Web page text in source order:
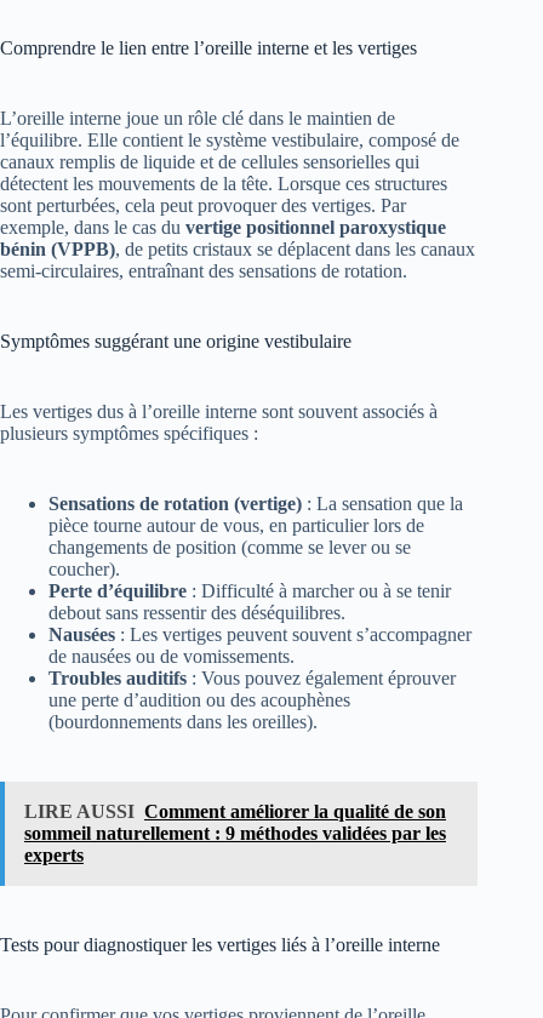
Comprendre le lien entre l’oreille interne et les vertiges
L’oreille interne joue un rôle clé dans le maintien de
l’équilibre. Elle contient le système vestibulaire, composé de
canaux remplis de liquide et de cellules sensorielles qui
détectent les mouvements de la tête. Lorsque ces structures
sont perturbées, cela peut provoquer des vertiges. Par
exemple, dans le cas du vertige positionnel paroxystique
bénin (VPPB), de petits cristaux se déplacent dans les canaux
semi-circulaires, entraînant des sensations de rotation.
Symptômes suggérant une origine vestibulaire
Les vertiges dus à l’oreille interne sont souvent associés à
plusieurs symptômes spécifiques :
Sensations de rotation (vertige) : La sensation que la
pièce tourne autour de vous, en particulier lors de
changements de position (comme se lever ou se
coucher).
Perte d’équilibre : Difficulté à marcher ou à se tenir
debout sans ressentir des déséquilibres.
Nausées : Les vertiges peuvent souvent s’accompagner
de nausées ou de vomissements.
Troubles auditifs : Vous pouvez également éprouver
une perte d’audition ou des acouphènes
(bourdonnements dans les oreilles).
LIRE AUSSI Comment améliorer la qualité de son
sommeil naturellement : 9 méthodes validées par les
experts
Tests pour diagnostiquer les vertiges liés à l’oreille interne